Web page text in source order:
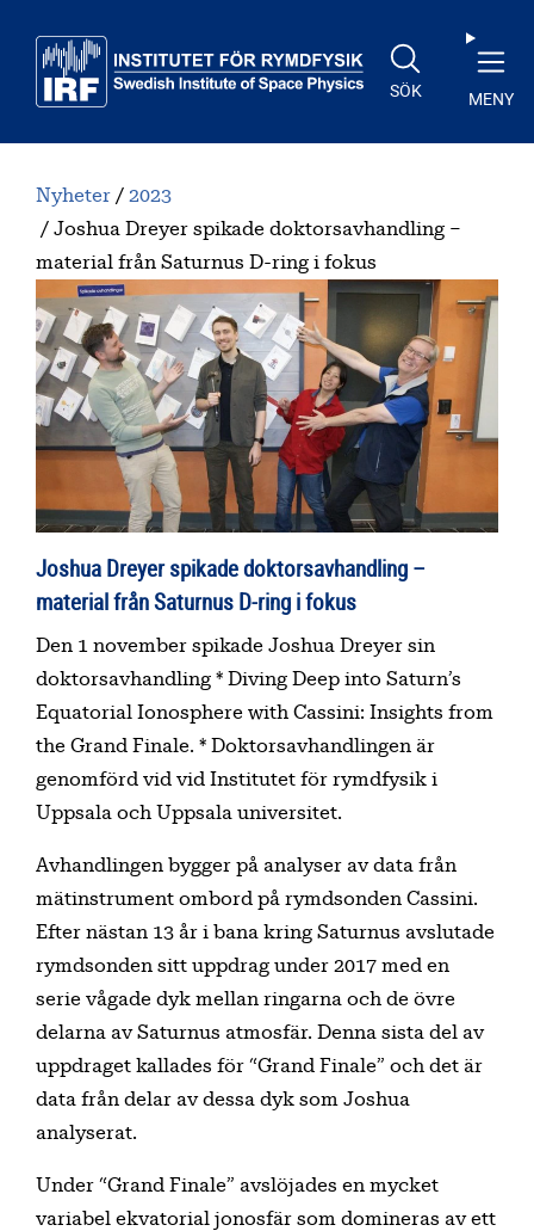
SÖK MENY
Nyheter
2023
Joshua Dreyer spikade doktorsavhandling –
material från Saturnus D-ring i fokus
Joshua Dreyer spikade doktorsavhandling –
material från Saturnus D-ring i fokus
Den 1 november spikade Joshua Dreyer sin
doktorsavhandling * Diving Deep into Saturn’s
Equatorial Ionosphere with Cassini: Insights from
the Grand Finale. * Doktorsavhandlingen är
genomförd vid vid Institutet för rymdfysik i
Uppsala och Uppsala universitet.
Avhandlingen bygger på analyser av data från
mätinstrument ombord på rymdsonden Cassini.
Efter nästan 13 år i bana kring Saturnus avslutade
rymdsonden sitt uppdrag under 2017 med en
serie vågade dyk mellan ringarna och de övre
delarna av Saturnus atmosfär. Denna sista del av
uppdraget kallades för “Grand Finale” och det är
data från delar av dessa dyk som Joshua
analyserat.
Under “Grand Finale” avslöjades en mycket
variabel ekvatorial jonosfär som domineras av ett